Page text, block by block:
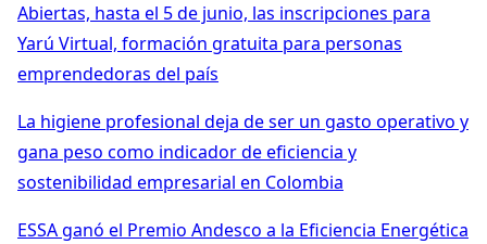
Abiertas, hasta el 5 de junio, las inscripciones para
Yarú Virtual, formación gratuita para personas
emprendedoras del país
La higiene profesional deja de ser un gasto operativo y
gana peso como indicador de eficiencia y
sostenibilidad empresarial en Colombia
ESSA ganó el Premio Andesco a la Eficiencia Energética